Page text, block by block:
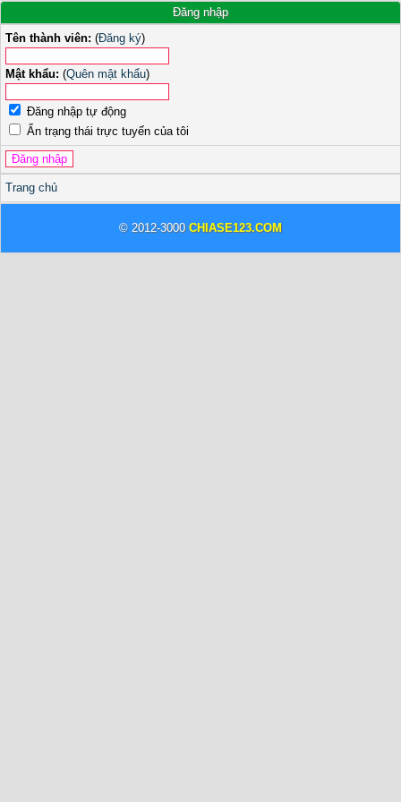
Đăng nhập
Tên thành viên: (Đăng ký)
Mật khẩu: (Quên mật khẩu)
Đăng nhập tự động
Ẩn trạng thái trực tuyến của tôi
Trang chủ
© 2012-3000 CHIASE123.COM